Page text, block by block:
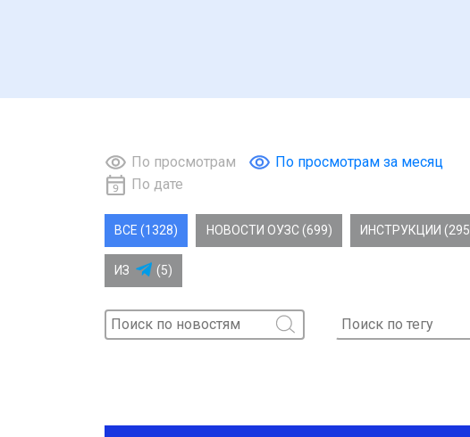
По просмотрам
По просмотрам за месяц
По дате
ВСЕ (1328) НОВОСТИ ОУЗС (699) ИНСТРУКЦИИ
ИЗ (5)